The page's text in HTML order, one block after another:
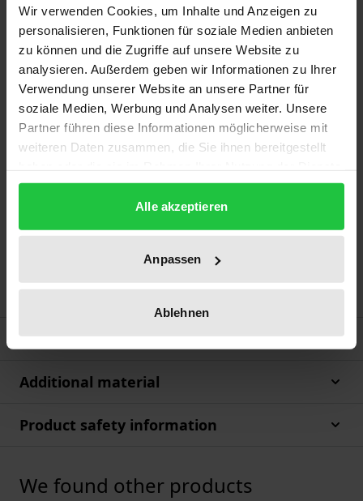
Wir verwenden Cookies, um Inhalte und Anzeigen zu
personalisieren, Funktionen für soziale Medien anbieten
zu können und die Zugriffe auf unsere Website zu
analysieren. Außerdem geben wir Informationen zu Ihrer
Verwendung unserer Website an unsere Partner für
soziale Medien, Werbung und Analysen weiter. Unsere
Partner führen diese Informationen möglicherweise mit
weiteren Daten zusammen, die Sie ihnen bereitgestellt
gesammelt haben.
Alle akzeptieren
Anpassen
Ablehnen
instances where AI becomes uncontrollable. If major
AI companies succeed in perfecting AI chatbots for
human intimacy, as they have announced, a
profound transformation of the culture of human
intimacy will begin.
With contributions by
Philip Dott | Christina Elschenbroich | Alisa Jasmin
Monecke | Helen Pfeffer | Vanessa Schlich | Lisa
Katharina Storck | Sidney Wilshusen
Bibliographical data
Additional material
Product safety information
Press to skip carousel
We found other products